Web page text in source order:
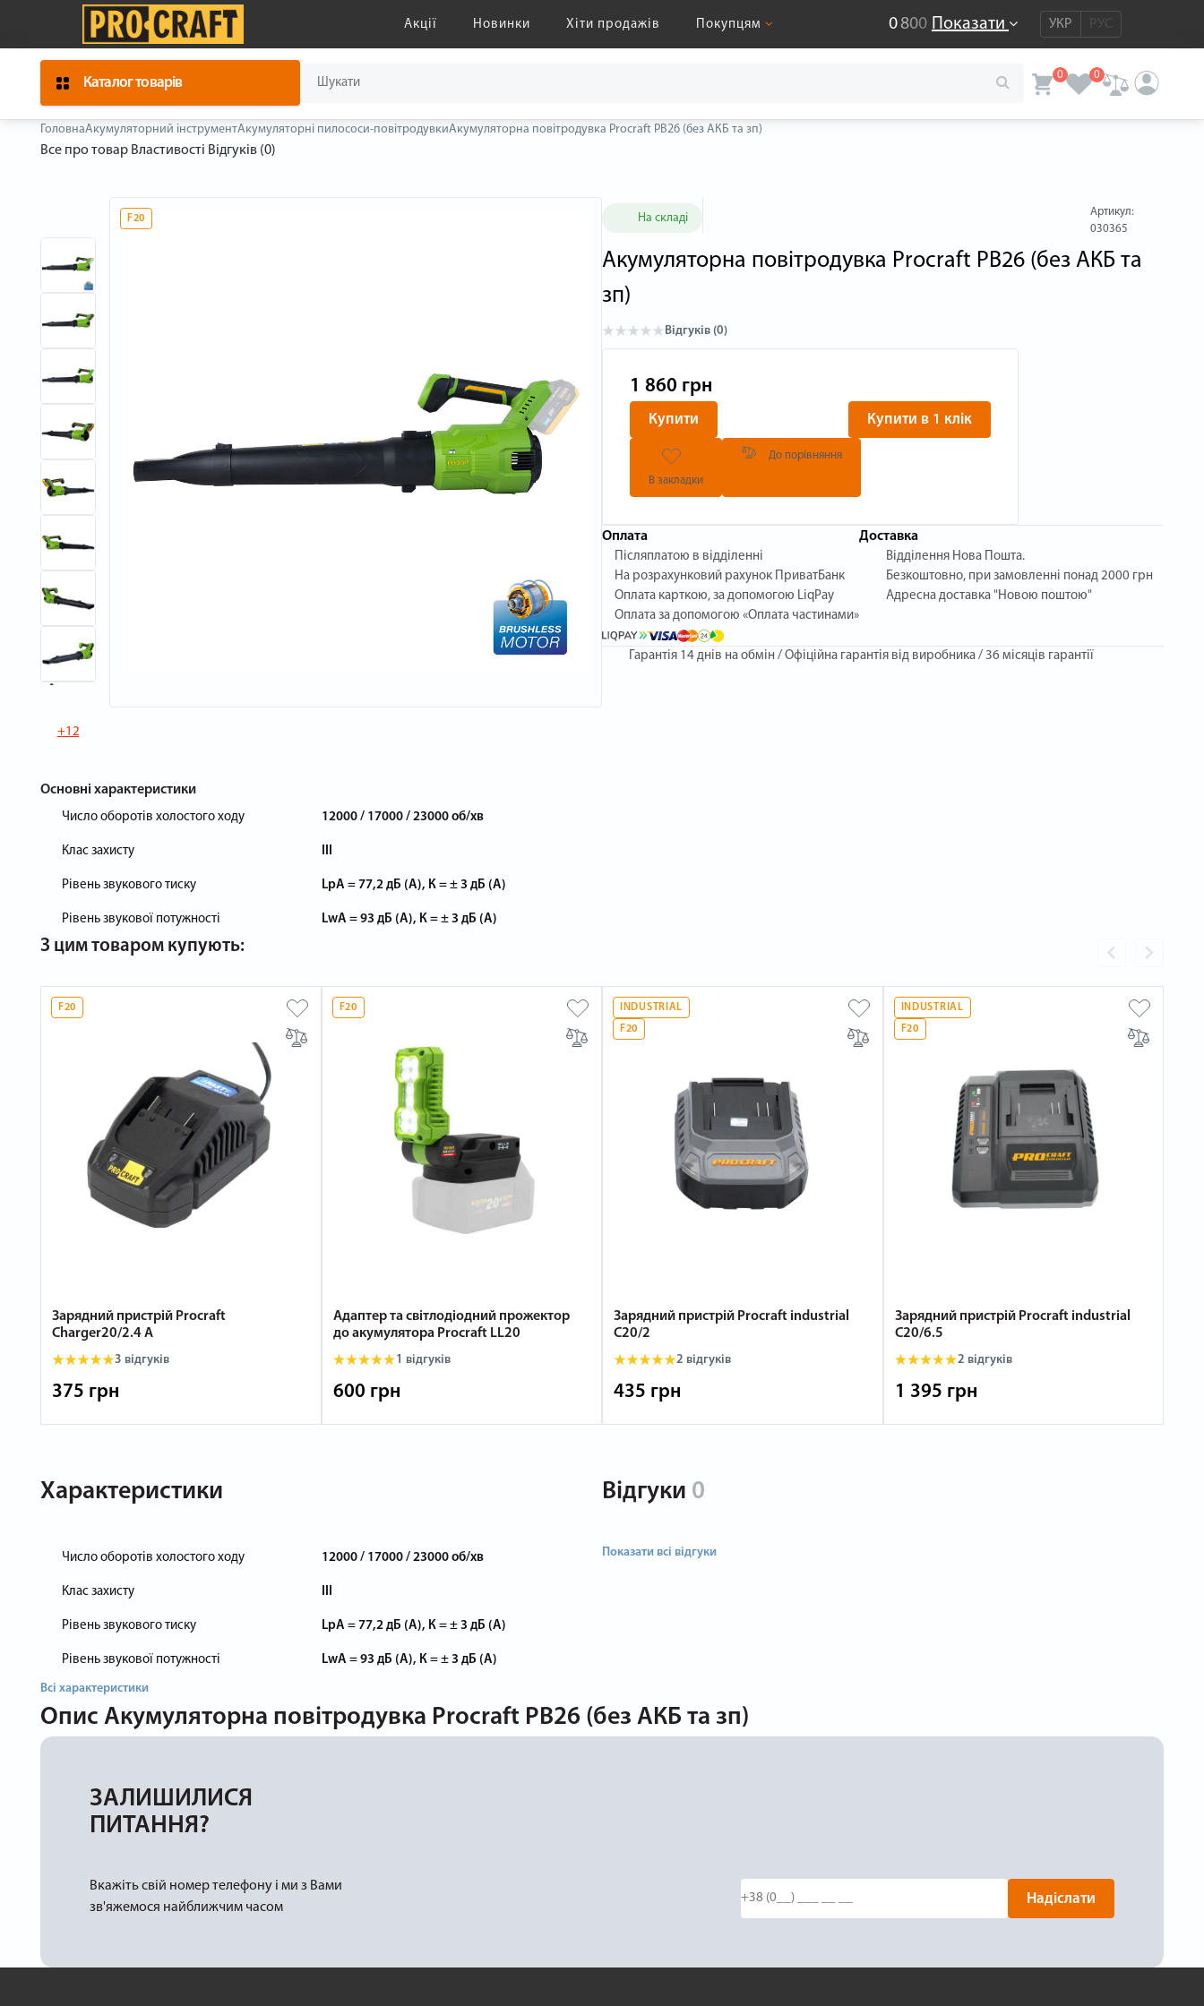
Акції Новинки Хіти продажів Покупцям 0800 Показати УКР РУС
Каталог товарів
0 0
ГоловнаАкумуляторний інструментАкумуляторні пилососи-повітродувкиАкумуляторна повітродувка Procraft PB26 (без АКБ та зп)
Все про товар Властивості Відгуків (0)
+12
F20
Основні характеристики
Число оборотів холостого ходу 12000 / 17000 / 23000 об/хв
Клас захисту III
Рівень звукового тиску LpA = 77,2 дБ (А), К = ± 3 дБ (А)
Рівень звукової потужності LwA = 93 дБ (А), К = ± 3 дБ (А)
На складі
Артикул:
030365
Акумуляторна повітродувка Procraft PB26 (без АКБ та
зп)
Відгуків (0)
1 860 грн
Купити Купити в 1 клік
В закладки
До порівняння
Оплата
Післяплатою в відділенні
На розрахунковий рахунок ПриватБанк
Оплата карткою, за допомогою LiqPay
Оплата за допомогою «Оплата частинами»
Доставка
Відділення Нова Пошта.
Безкоштовно, при замовленні понад 2000 грн
Адресна доставка "Новою поштою"
Гарантія 14 днів на обмін / Офіційна гарантія від виробника / 36 місяців гарантії
З цим товаром купують:
F20
Зарядний пристрій Procraft
Charger20/2.4 А
3 відгуків
375 грн
F20
Адаптер та світлодіодний прожектор
до акумулятора Procraft LL20
1 відгуків
600 грн
INDUSTRIAL
F20
Зарядний пристрій Procraft industrial
C20/2
2 відгуків
435 грн
INDUSTRIAL
F20
Зарядний пристрій Procraft industrial
C20/6.5
2 відгуків
1 395 грн
Характеристики
Число оборотів холостого ходу 12000 / 17000 / 23000 об/хв
Клас захисту III
Рівень звукового тиску LpA = 77,2 дБ (А), К = ± 3 дБ (А)
Рівень звукової потужності LwA = 93 дБ (А), К = ± 3 дБ (А)
Всі характеристики
Відгуки 0
Показати всі відгуки
Опис Акумуляторна повітродувка Procraft PB26 (без АКБ та зп)
ЗАЛИШИЛИСЯ
ПИТАННЯ?
Вкажіть свій номер телефону і ми з Вами
зв'яжемося найближчим часом
Надіслати